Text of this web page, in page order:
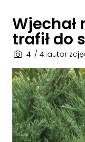
Wjechał
trafił do
4 / 4| autor